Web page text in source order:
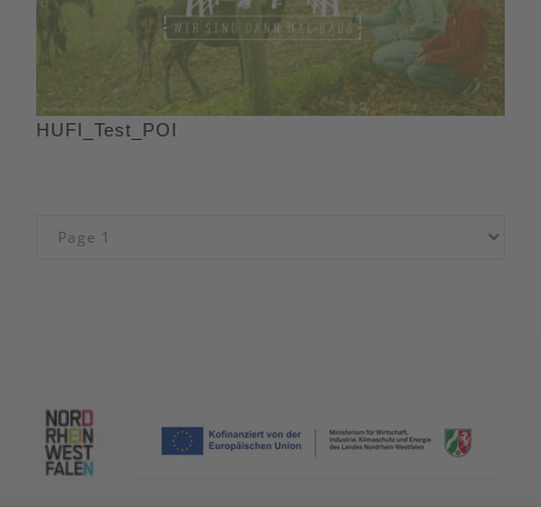
HUFI_Test_POI